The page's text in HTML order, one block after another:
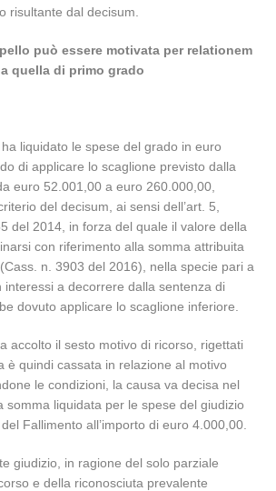
risultante dal decisum.
può essere motivata per relationem
a quella di primo grado
liquidato le spese del grado in euro
di applicare lo scaglione previsto dalla
euro 52.001,00 a euro 260.000,00,
del decisum, ai sensi dell’art. 5,
del 2014, in forza del quale il valore della
con riferimento alla somma attribuita
n. 3903 del 2016), nella specie pari a
interessi a decorrere dalla sentenza di
dovuto applicare lo scaglione inferiore.
accolto il sesto motivo di ricorso, rigettati
è quindi cassata in relazione al motivo
le condizioni, la causa va decisa nel
somma liquidata per le spese del giudizio
Fallimento all’importo di euro 4.000,00.
giudizio, in ragione del solo parziale
e della riconosciuta prevalente